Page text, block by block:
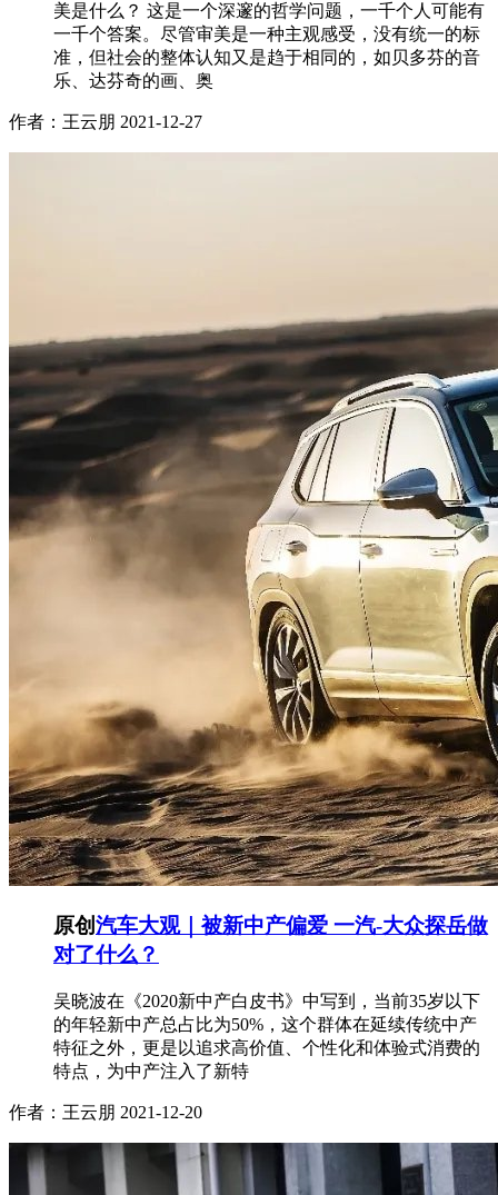
美是什么？ 这是一个深邃的哲学问题，一千个人可能有
一千个答案。尽管审美是一种主观感受，没有统一的标
准，但社会的整体认知又是趋于相同的，如贝多芬的音
乐、达芬奇的画、奥
作者：王云朋 2021-12-27
原创汽车大观｜被新中产偏爱 一汽-大众探岳做
对了什么？
吴晓波在《2020新中产白皮书》中写到，当前35岁以下
的年轻新中产总占比为50%，这个群体在延续传统中产
特征之外，更是以追求高价值、个性化和体验式消费的
特点，为中产注入了新特
作者：王云朋 2021-12-20